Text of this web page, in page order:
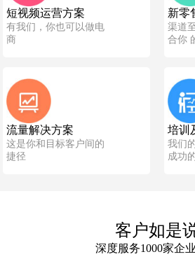
短视频运营方案
有我们，你也可以做电
商
新零
渠道
合你
流量解决方案
这是你和目标客户间的
捷径
培训
我们
成功
客户如是
深度服务1000家企